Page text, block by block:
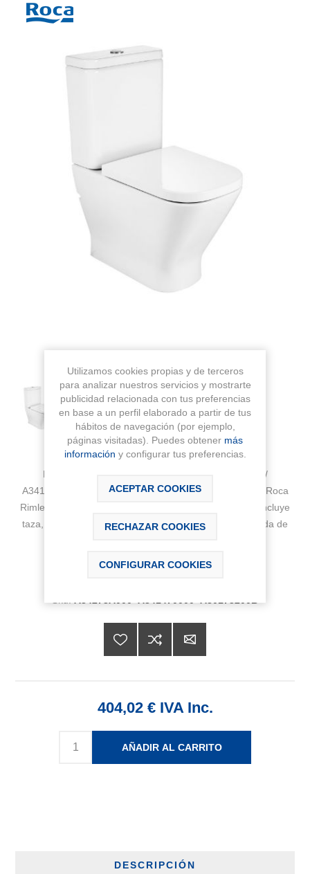
Referencias incluidas en el conjunto: A34273A000 /
A341470000 / A80173200B Square - Inodoro completo Roca
Rimless® compacto adosado a pared con salida dual (incluye
taza, cisterna de alimentación inferior y tapa amortiguada de
Fabricante: ROCA
Sku: A34273A000+A341470000+A80173200B
404,02 € IVA Inc.
AÑADIR AL CARRITO
DESCRIPCIÓN
Utilizamos cookies propias y de terceros
para analizar nuestros servicios y mostrarte
publicidad relacionada con tus preferencias
en base a un perfil elaborado a partir de tus
hábitos de navegación (por ejemplo,
páginas visitadas). Puedes obtener más
información y configurar tus preferencias.
ACEPTAR COOKIES
RECHAZAR COOKIES
CONFIGURAR COOKIES